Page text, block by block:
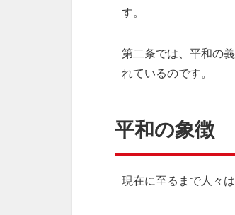
す。
第二条では、平和の
れているのです。
平和の象徴
現在に至るまで人々